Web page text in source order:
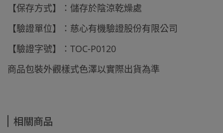
【保存方式】：儲存於陰涼乾燥處
【驗證單位】：慈心有機驗證股份有限公司
【驗證字號】：TOC-P0120
商品包裝外觀樣式色澤以實際出貨為準
相關商品